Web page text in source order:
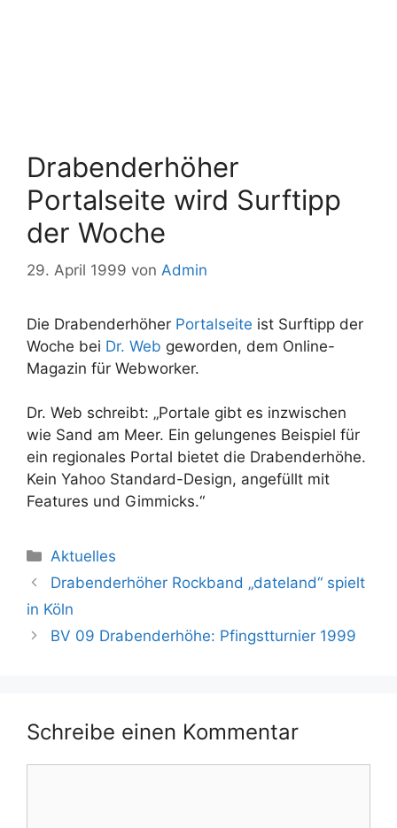
Drabenderhöher
Portalseite wird Surftipp
der Woche
29. April 1999 von Admin
Die Drabenderhöher Portalseite ist Surftipp der
Woche bei Dr. Web geworden, dem Online-
Magazin für Webworker.
Dr. Web schreibt: „Portale gibt es inzwischen
wie Sand am Meer. Ein gelungenes Beispiel für
ein regionales Portal bietet die Drabenderhöhe.
Kein Yahoo Standard-Design, angefüllt mit
Features und Gimmicks.“
Kategorien
Aktuelles
Drabenderhöher Rockband „dateland“ spielt
in Köln
BV 09 Drabenderhöhe: Pfingstturnier 1999
Schreibe einen Kommentar